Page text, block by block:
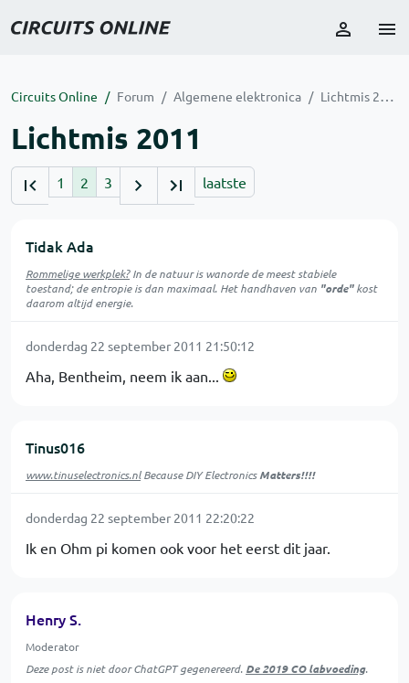
Circuits Online Forum Algemene elektronica Lichtmis 2011
Lichtmis 2011
1 2 3 laatste
Tidak Ada
Rommelige werkplek?In de natuur iswanordede meest stabiele
toestand; de entropie is dan maximaal. Het handhaven van "orde"kost
daarom altijd energie.
donderdag 22 september 2011 21:50:12
Aha, Bentheim, neem ik aan...
Tinus016
www.tinuselectronics.nlBecause DIY ElectronicsMatters!!!!
donderdag 22 september 2011 22:20:22
Ik en Ohm pi komen ook voor het eerst dit jaar.
Henry S.
Moderator
Deze post is niet door ChatGPT gegenereerd. De 2019 CO labvoeding.